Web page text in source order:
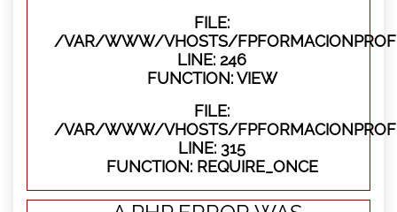
FILE:
/VAR/WWW/VHOSTS/
LINE: 246
FUNCTION: VIEW
FILE:
/VAR/WWW/VHOSTS/
LINE: 315
FUNCTION: REQUIRE_ONCE